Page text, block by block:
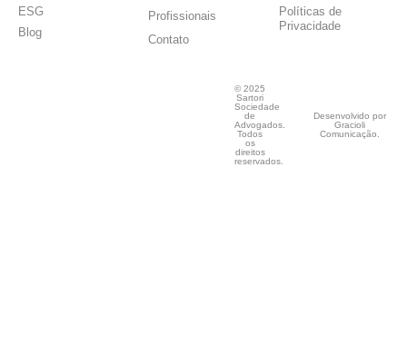
ESG
Blog
Profissionais
Contato
Políticas de
Privacidade
© 2025
Sartori
Sociedade
de
Advogados.
Todos
os
direitos
reservados.
Desenvolvido por
Gracioli
Comunicação.